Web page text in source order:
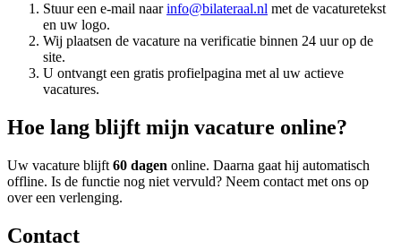
Stuur een e-mail naarinfo@bilateraal.nl met de vacaturetekst
en uw logo.
Wij plaatsen de vacature na verificatie binnen 24 uur op de
site.
U ontvangt een gratis profielpagina met al uw actieve
vacatures.
Hoe lang blijft mijn vacature online?
Uw vacature blijft 60 dagen online. Daarna gaat hij automatisch
offline. Is de functie nog niet vervuld? Neem contact met ons op
over een verlenging.
Contact